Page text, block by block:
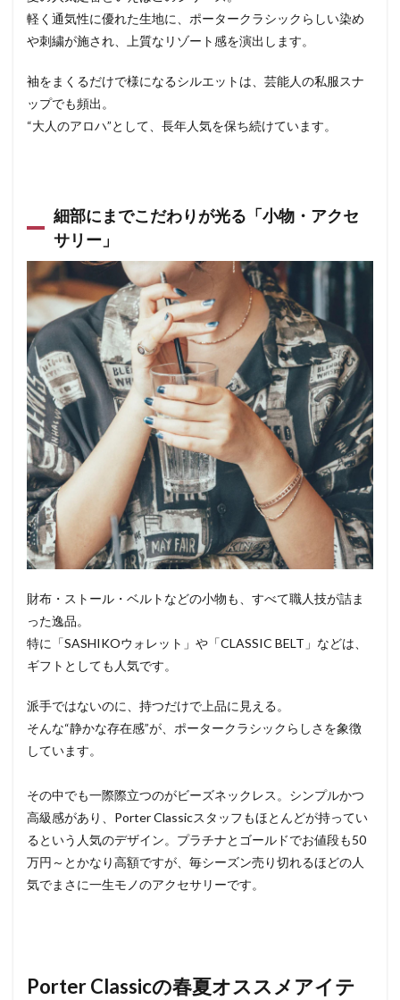
軽く通気性に優れた生地に、ポータークラシックらしい染め
や刺繍が施され、上質なリゾート感を演出します。
袖をまくるだけで様になるシルエットは、芸能人の私服スナ
ップでも頻出。
“大人のアロハ”として、長年人気を保ち続けています。
細部にまでこだわりが光る「小物・アクセ
サリー」
財布・ストール・ベルトなどの小物も、すべて職人技が詰ま
った逸品。
特に「SASHIKOウォレット」や「CLASSIC BELT」などは、
ギフトとしても人気です。
派手ではないのに、持つだけで上品に見える。
そんな“静かな存在感”が、ポータークラシックらしさを象徴
しています。
その中でも一際際立つのがビーズネックレス。シンプルかつ
高級感があり、Porter Classicスタッフもほとんどが持ってい
るという人気のデザイン。プラチナとゴールドでお値段も50
万円～とかなり高額ですが、毎シーズン売り切れるほどの人
気でまさに一生モノのアクセサリーです。
Porter Classicの春夏オススメアイテ